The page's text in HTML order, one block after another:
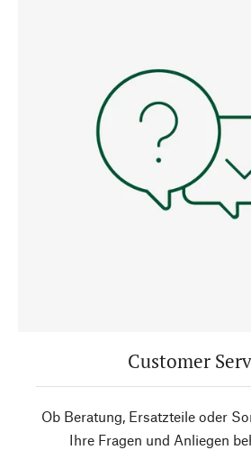
Customer
Ob Beratung, Ersatzteile oder
Ihre Fragen und Anliegen